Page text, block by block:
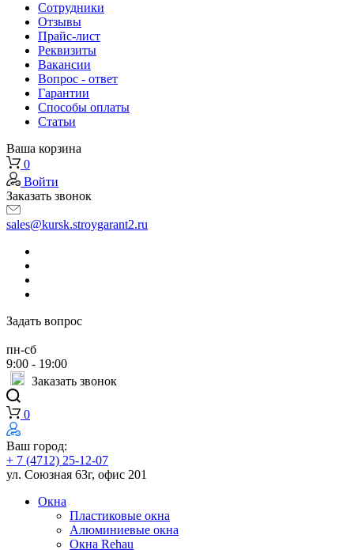
Сотрудники
Отзывы
Прайс-лист
Реквизиты
Вакансии
Вопрос - ответ
Гарантии
Способы оплаты
Статьи
Ваша корзина
0
Войти
Заказать звонок
sales@kursk.stroygarant2.ru
Задать вопрос
пн-сб
9:00 - 19:00
Заказать звонок
0
Ваш город:
+ 7 (4712) 25-12-07
ул. Союзная 63г, офис 201
Окна
Пластиковые окна
Алюминиевые окна
Окна Rehau